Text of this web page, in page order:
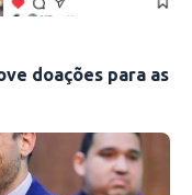
doações para as